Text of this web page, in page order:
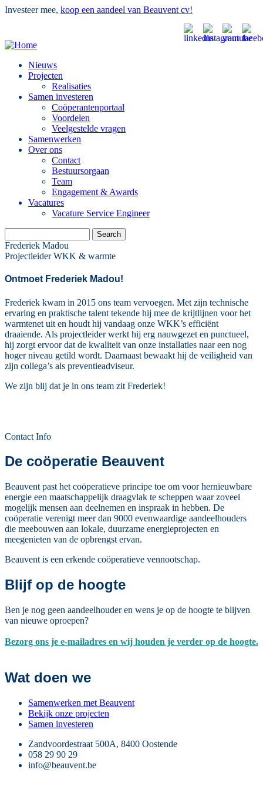
Skip
content
Investeer mee, koop een aandeel van Beauvent cv!
Main
navigation
Nieuws
Projecten
Realisaties
Samen investeren
Coöperantenportaal
Voordelen
Veelgestelde vragen
Samenwerken
Over ons
Contact
Bestuursorgaan
Team
Engagement & Awards
Vacatures
Vacature Service Engineer
Frederiek Madou
Projectleider WKK & warmte
Ontmoet Frederiek Madou!
Frederiek kwam in 2015 ons team vervoegen. Met zijn technische
ervaring en praktische talent tekende hij mee de krijtlijnen voor het
warmtenet uit en houdt hij vandaag onze WKK’s efficiënt
draaiende. Als projectleider werkt hij erg nauwgezet en punctueel,
hij zorgt ervoor dat de kwaliteit van onze installaties naar een nog
hoger niveau getild wordt. Daarnaast bewaakt hij de veiligheid van
zijn collega’s als preventieadviseur.
We zijn blij dat je in ons team zit Frederiek!
Contact Info
De coöperatie Beauvent
Beauvent past het coöperatieve principe toe om voor hernieuwbare
energie een maatschappelijk draagvlak te scheppen waar zoveel
mogelijk mensen aan deelnemen en inspraak in hebben. De
coöperatie verenigt meer dan 9000 evenwaardige aandeelhouders
die meebouwen aan lokale, duurzame energieprojecten en
meegenieten van de opbrengst ervan.
Beauvent is een erkende coöperatieve vennootschap.
Blijf op de hoogte
Ben je nog geen aandeelhouder en wens je op de hoogte te blijven
van nieuwe oproepen?
Bezorg ons je e-mailadres en wij houden je verder op de hoogte.
Wat doen we
Samenwerken met Beauvent
Bekijk onze projecten
Samen investeren
Zandvoordestraat 500A, 8400 Oostende
058 29 90 29
info@beauvent.be